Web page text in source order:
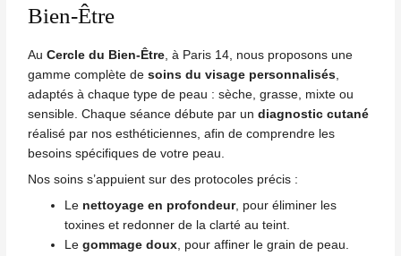
Bien-Être
AuCercle du Bien-Être, à Paris 14, nous proposons une
gamme complète desoins du visage personnalisés,
adaptés à chaque type de peau : sèche, grasse, mixte ou
sensible. Chaque séance débute par undiagnostic cutané
réalisé par nos esthéticiennes, afin de comprendre les
besoins spécifiques de votre peau.
Nos soins s’appuient sur des protocoles précis :
Le nettoyage en profondeur, pour éliminer les
toxines et redonner de la clarté au teint.
Legommage doux , pour affiner le grain de peau.